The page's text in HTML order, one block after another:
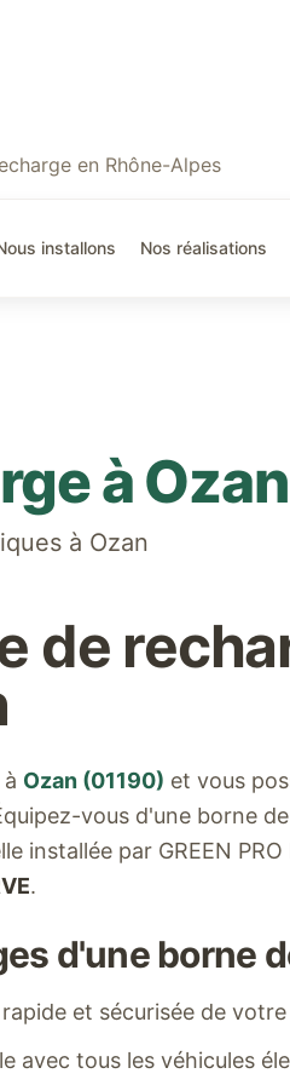
en Rhône-Alpes
installons Nos réalisations
àOzan
à Ozan
de
Ozan (01190) et vous
vous d'une borne
installée par GREEN
.
d'une borne
et sécurisée de
avec tous les véhicules